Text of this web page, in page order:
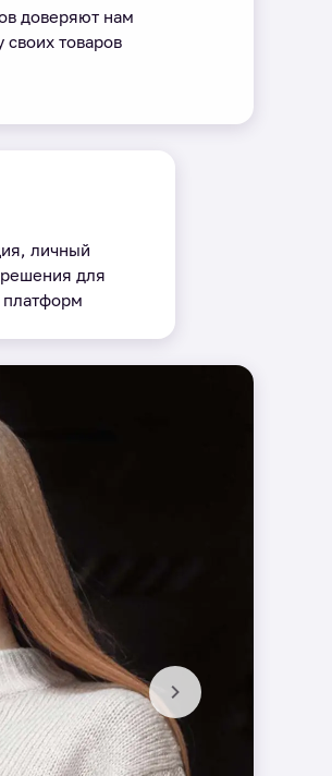
доверяют нам
своих товаров
личный
для
платформ